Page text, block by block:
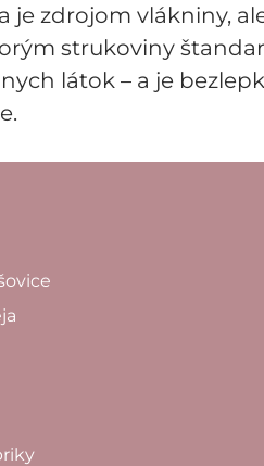
je zdrojom vlákniny,
strukoviny
látok – a je